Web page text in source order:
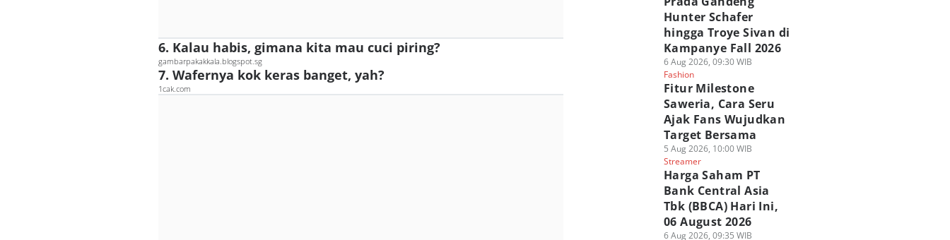
6. Kalau habis, gimana kita mau cuci piring?
gambarpakakkala.blogspot.sg
7. Wafernya kok keras banget, yah?
1cak.com
Hunter Schafer
hingga Troye Sivan di
Kampanye Fall 2026
6 Aug 2026, 09:30 WIB
Fashion
Fitur Milestone
Saweria, Cara Seru
Ajak Fans Wujudkan
Target Bersama
5 Aug 2026, 10:00 WIB
Streamer
Harga Saham PT
Bank Central Asia
Tbk (BBCA) Hari Ini,
06 August 2026
6 Aug 2026, 09:35 WIB